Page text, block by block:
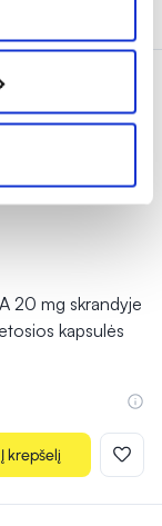
20 mg skrandyje
kapsulės
Į krepšelį